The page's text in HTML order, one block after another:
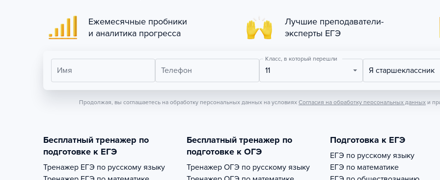
Ежемесячные пробники
и аналитика прогресса
Лучшие преподаватели-
эксперты ЕГЭ
Имя Телефон
Класс, в который перешли
11 Я старшеклассник
Продолжая, вы соглашаетесь на обработку персональных данных на условиях Согласия на обработку персональных данных и
Бесплатный тренажер по
подготовке к ЕГЭ
Тренажер ЕГЭ по русскому языку
Бесплатный тренажер по
подготовке к ОГЭ
Тренажер ОГЭ по русскому языку
Подготовка к ЕГЭ
ЕГЭ по русскому языку
ЕГЭ по математике